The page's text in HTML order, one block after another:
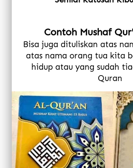
Contoh Mushaf
Bisa juga dituliskan atas
atas nama orang tua kita
hidup atau yang sudah
Quran